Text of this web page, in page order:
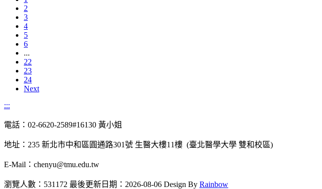
2
3
4
5
6
...
22
23
24
Next
:::
電話：02-6620-2589#16130 黃小姐
地址：235 新北市中和區圓通路301號 生醫大樓11樓 (臺北醫學大學 雙和校區)
E-Mail：chenyu@tmu.edu.tw
瀏覽人數：531172 最後更新日期：2026-08-06 Design By Rainbow